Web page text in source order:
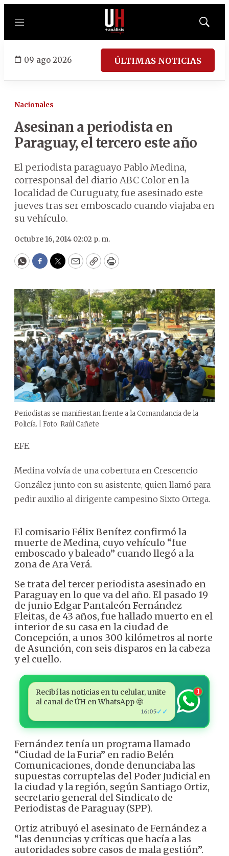
Menú
Mostrar
09 ago 2026 ÚLTIMAS NOTICIAS
Nacionales
Asesinan a periodista en
Paraguay, el tercero este año
El periodista paraguayo Pablo Medina,
corresponsal del diario ABC Color en la
localidad de Curuguaty, fue asesinado este
jueves tras ser emboscado cuando viajaba en
su vehículo.
Octubre 16, 2014 02:02 p. m.
WhatsApp
Facebook
Twitter
EmailCopyPrint
Periodistas se manifiestan frente a la Comandancia de la
Policía. | Foto: Raúl Cañete
EFE.
Medina volvía de una cobertura en Crescencio
González junto con su asistente, quien llamó para
pedir auxilio al dirigente campesino Sixto Ortega.
El comisario Félix Benítez confirmó la
muerte de Medina, cuyo vehículo “fue
emboscado y baleado” cuando llegó a la
zona de Ara Verá.
Se trata del tercer periodista asesinado en
Paraguay en lo que va del año. El pasado 19
de junio Edgar Pantaleón Fernández
Fleitas, de 43 años, fue hallado muerto en el
interior de su casa en la ciudad de
Concepción, a unos 300 kilómetros al norte
de Asunción, con seis disparos en la cabeza
y el cuello.
Recibí las noticias en tu celular, unite
al canal de ÚH en WhatsApp 🤩
16:05✓✓
1
Fernández tenía un programa llamado
“Ciudad de la Furia” en radio Belén
Comunicaciones, donde denunciaba las
supuestas corruptelas del Poder Judicial en
la ciudad y la región, según Santiago Ortiz,
secretario general del Sindicato de
Periodistas de Paraguay (SPP).
Ortiz atribuyó el asesinato de Fernández a
“las denuncias y críticas que hacía a las
autoridades sobre casos de mala gestión”.